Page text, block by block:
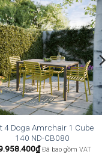
4 Doga Amrchair 1 Cube
140 ND-CB080
₫ Đã bao gồm VAT